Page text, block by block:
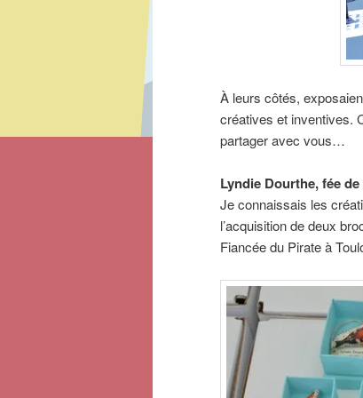
À leurs côtés,
créatives et inventives.
partager avec vous…
Lyndie Dourthe, fée de
Je connaissais les
l’acquisition de deux
Fiancée du Pirate à